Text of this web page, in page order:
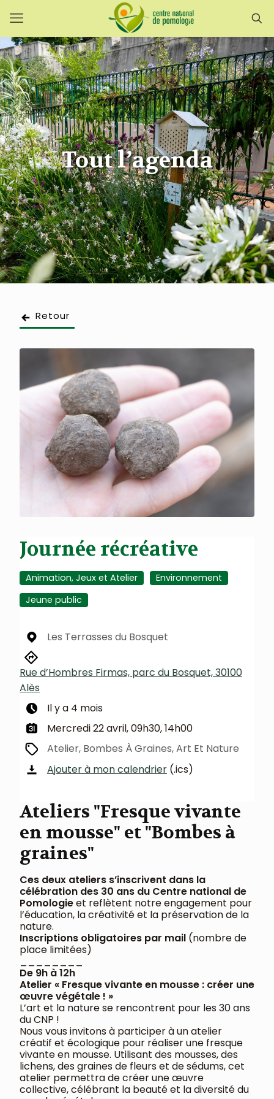
Tout l’agenda
Retour
Journée récréative
Animation, Jeux et Atelier
Environnement
Jeune public
Les Terrasses du Bosquet
Rue d’Hombres Firmas, parc du Bosquet, 30100
Alès
Il y a 4 mois
Mercredi 22 avril, 09h30, 14h00
Atelier, Bombes À Graines, Art Et Nature
Ajouter à mon calendrier (.ics)
Ateliers "Fresque vivante
en mousse" et "Bombes à
graines"
Ces deux ateliers s’inscrivent dans la
célébration des 30 ans du Centre national de
Pomologieet reflètent notre engagement pour
l’éducation, la créativité et la préservation de la
nature.
Inscriptions obligatoires par mail (nombre de
place limitées)
De 9h à 12h
Atelier « Fresque vivante en mousse : créer une
œuvre végétale ! »
L’art et la nature se rencontrent pour les 30 ans
du CNP !
Nous vous invitons à participer à un atelier
créatif et écologique pour réaliser une fresque
vivante en mousse. Utilisant des mousses, des
lichens, des graines de fleurs et de sédums, cet
atelier permettra de créer une œuvre
collective, célébrant la beauté et la diversité du